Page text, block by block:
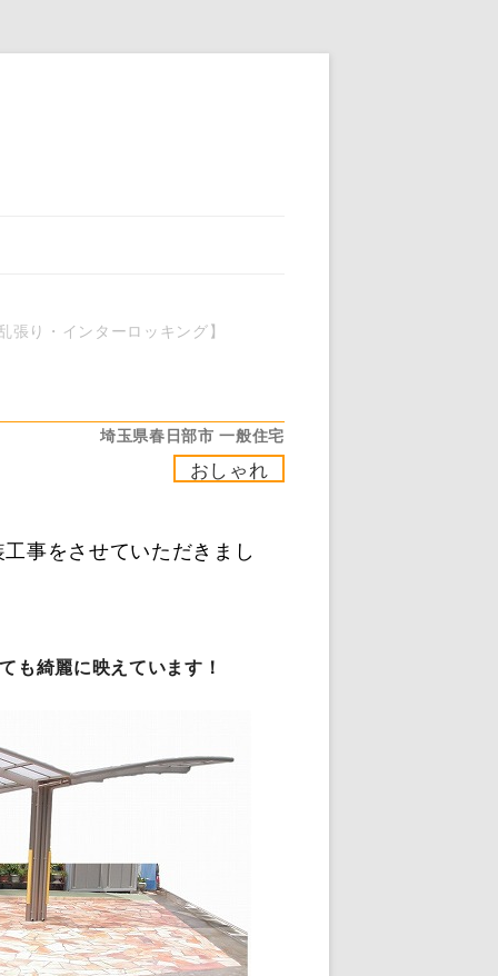
張り・インターロッキング】
埼玉県春日部市 一般住宅
おしゃれ
事をさせていただきまし
も綺麗に映えています！